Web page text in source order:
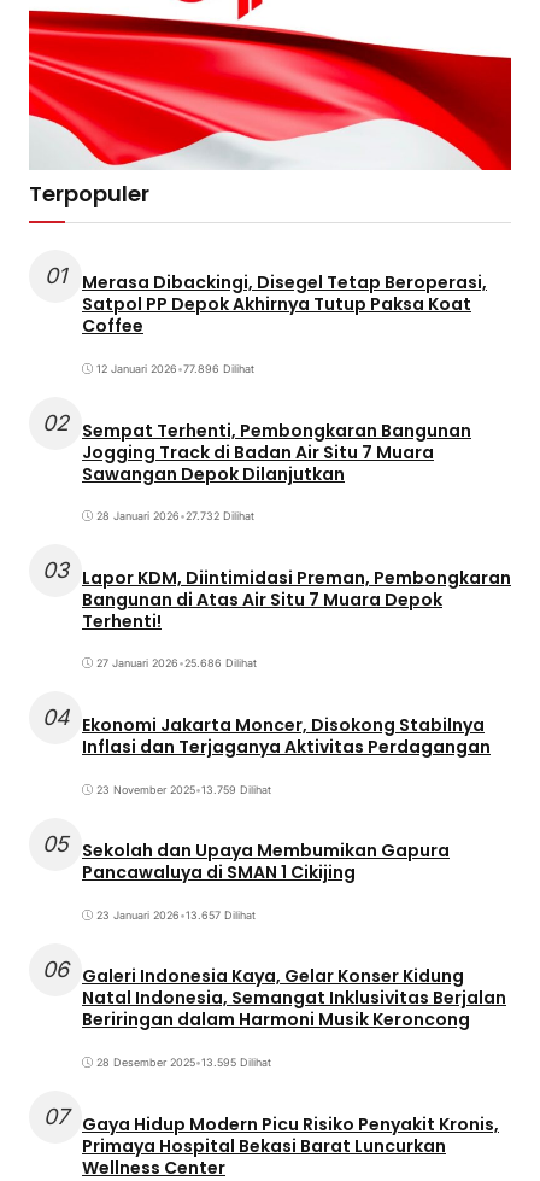
Terpopuler
01
Merasa Dibackingi, Disegel Tetap Beroperasi,
Satpol PP Depok Akhirnya Tutup Paksa Koat
Coffee
12 Januari 2026•77.896 Dilihat
02 Sempat Terhenti, Pembongkaran Bangunan
Jogging Track di Badan Air Situ 7 Muara
Sawangan Depok Dilanjutkan
28 Januari 2026•27.732 Dilihat
03 Lapor KDM, Diintimidasi Preman, Pembongkaran
Bangunan di Atas Air Situ 7 Muara Depok
Terhenti!
27 Januari 2026•25.686 Dilihat
04 Ekonomi Jakarta Moncer, Disokong Stabilnya
Inflasi dan Terjaganya Aktivitas Perdagangan
23 November 2025•13.759 Dilihat
05 Sekolah dan Upaya Membumikan Gapura
Pancawaluya di SMAN 1 Cikijing
23 Januari 2026•13.657 Dilihat
06 Galeri Indonesia Kaya, Gelar Konser Kidung
Natal Indonesia, Semangat Inklusivitas Berjalan
Beriringan dalam Harmoni Musik Keroncong
28 Desember 2025•13.595 Dilihat
07
Gaya Hidup Modern Picu Risiko Penyakit Kronis,
Primaya Hospital Bekasi Barat Luncurkan
Wellness Center